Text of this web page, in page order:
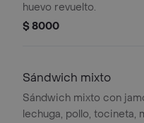
huevo revuelto.
$ 8000
Sándwich mixto
Sándwich mixto con
lechuga, pollo, tocineta,